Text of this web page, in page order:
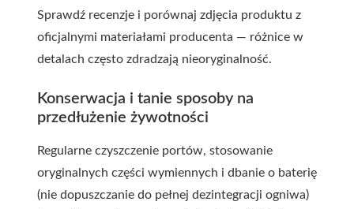
Sprawdź recenzje i porównaj zdjęcia produktu z
oficjalnymi materiałami producenta — różnice w
detalach często zdradzają nieoryginalność.
Konserwacja i tanie sposoby na
przedłużenie żywotności
Regularne czyszczenie portów, stosowanie
oryginalnych części wymiennych i dbanie o baterię
(nie dopuszczanie do pełnej dezintegracji ogniwa)